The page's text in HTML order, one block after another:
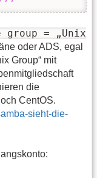
group = „Unix
oder ADS, egal
Group“ mit
die
CentOS.
sieht-die-